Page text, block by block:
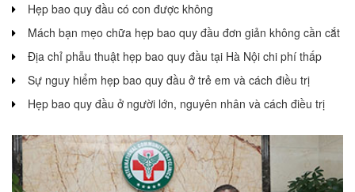
Hẹp bao quy đầu có con được không
Mách bạn mẹo chữa hẹp bao quy đầu đơn giản không cần cắt
Địa chỉ phẫu thuật hẹp bao quy đầu tại Hà Nội chi phí thấp
Sự nguy hiểm hẹp bao quy đầu ở trẻ em và cách điều trị
Hẹp bao quy đầu ở người lớn, nguyên nhân và cách điều trị